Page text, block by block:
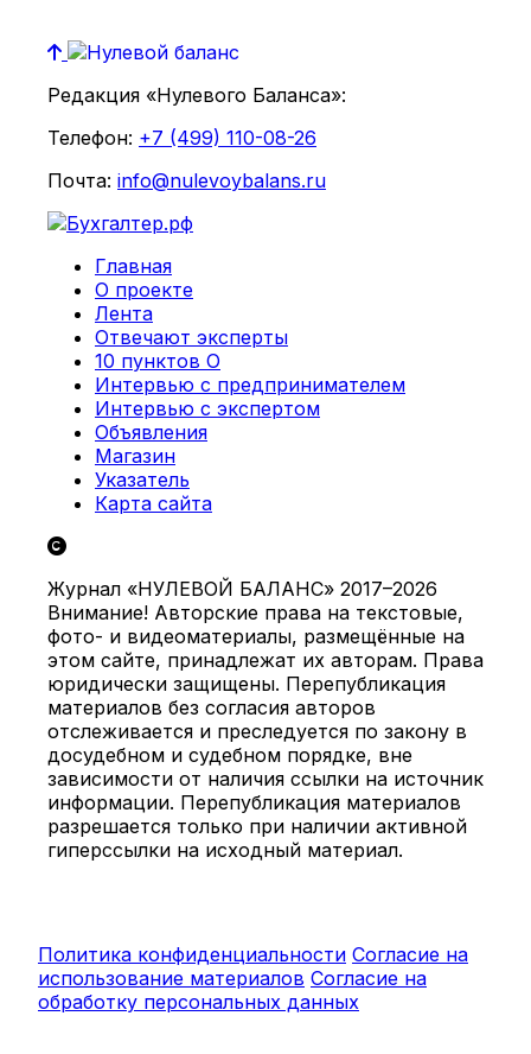
Редакция «Нулевого Баланса»:
Телефон: +7 (499) 110-08-26
Почта: info@nulevoybalans.ru
Главная
О проекте
Лента
Отвечают эксперты
10 пунктов О
Интервью с предпринимателем
Интервью с экспертом
Объявления
Магазин
Указатель
Карта сайта
Журнал «НУЛЕВОЙ БАЛАНС» 2017–2026
Внимание! Авторские права на текстовые,
фото- и видеоматериалы, размещённые на
этом сайте, принадлежат их авторам. Права
юридически защищены. Перепубликация
материалов без согласия авторов
отслеживается и преследуется по закону в
досудебном и судебном порядке, вне
зависимости от наличия ссылки на источник
информации. Перепубликация материалов
разрешается только при наличии активной
гиперссылки на исходный материал.
Политика конфиденциальности Согласие на
использование материалов Согласие на
обработку персональных данных